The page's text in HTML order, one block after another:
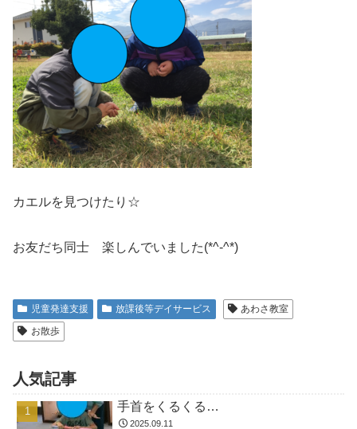
カエルを見つけたり☆
お友だち同士 楽しんでいました(*^-^*)
児童発達支援 放課後等デイサービス
あわさ教室
お散歩
人気記事
手首をくるくる…
2025.09.11